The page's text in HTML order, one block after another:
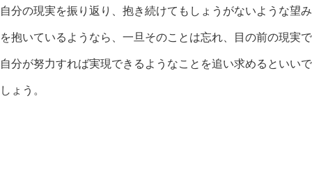
自分の現実を振り返り、抱き続けてもしょうがないような望み
を抱いているようなら、一旦そのことは忘れ、目の前の現実で
自分が努力すれば実現できるようなことを追い求めるといいで
しょう。